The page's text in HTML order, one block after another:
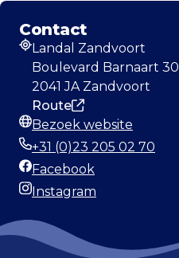
Contact
Adres
Landal Zandvoort
Boulevard Barnaart 30
2041 JA Zandvoort
Route
Website
Bezoek website
Telefoonnummer
+31 (0)23 205 02 70
Facebook
Facebook
Instagram
Instagram